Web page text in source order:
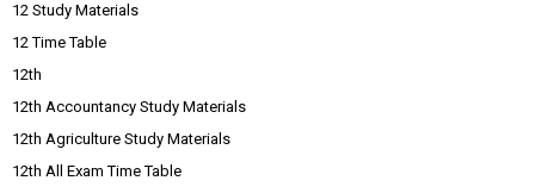
12 Study Materials
12 Time Table
12th
12th Accountancy Study Materials
12th Agriculture Study Materials
12th All Exam Time Table